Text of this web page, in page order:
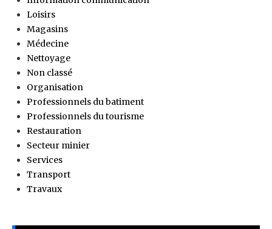
Loisirs
Magasins
Médecine
Nettoyage
Non classé
Organisation
Professionnels du batiment
Professionnels du tourisme
Restauration
Secteur minier
Services
Transport
Travaux